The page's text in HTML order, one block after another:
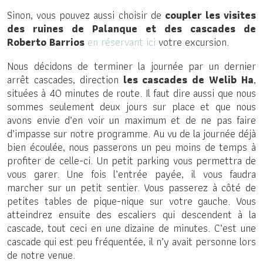
Sinon, vous pouvez aussi choisir de coupler les visites
des ruines de Palanque et des cascades de
Roberto Barrios en réservant ici votre excursion.
Nous décidons de terminer la journée par un dernier
arrêt cascades, direction les cascades de Welib Ha,
situées à 40 minutes de route. Il faut dire aussi que nous
sommes seulement deux jours sur place et que nous
avons envie d’en voir un maximum et de ne pas faire
d’impasse sur notre programme. Au vu de la journée déjà
bien écoulée, nous passerons un peu moins de temps à
profiter de celle-ci. Un petit parking vous permettra de
vous garer. Une fois l’entrée payée, il vous faudra
marcher sur un petit sentier. Vous passerez à côté de
petites tables de pique-nique sur votre gauche. Vous
atteindrez ensuite des escaliers qui descendent à la
cascade, tout ceci en une dizaine de minutes. C’est une
cascade qui est peu fréquentée, il n’y avait personne lors
de notre venue.